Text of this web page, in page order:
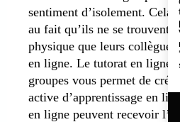
sentiment d’isolement. Cela
au fait qu’ils ne se trouvent
physique que leurs
en ligne. Le tutorat en ligne
groupes vous permet de
active d’apprentissage en
en ligne peuvent recevoir